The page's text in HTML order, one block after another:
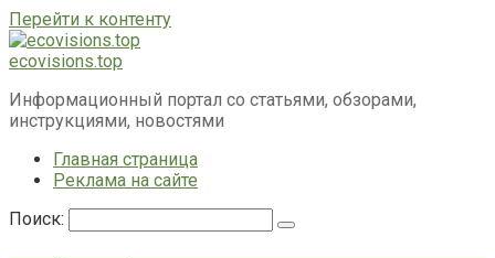
Перейти к контенту
ecovisions.top
Информационный портал со статьями, обзорами,
инструкциями, новостями
Главная страница
Реклама на сайте
Поиск: